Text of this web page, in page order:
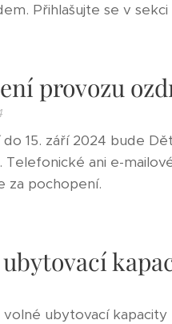
Přihlašujte se v sekci
provozu
do 15. září 2024 bude
. Telefonické ani e-
za pochopení.
ubytovací